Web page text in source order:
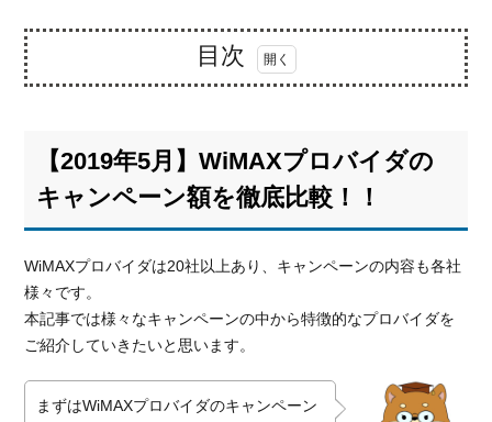
目次
年5
月】
WiMAX
プロバ
イダの
キャン
ペーン
額を徹
底比
較！！
キャ
【2019年5月】WiMAXプロバイダの
キャンペーン額を徹底比較！！
WiMAXプロバイダは20社以上あり、キャンペーンの内容も各社
様々です。
本記事では様々なキャンペーンの中から特徴的なプロバイダを
ご紹介していきたいと思います。
まずはWiMAXプロバイダのキャンペーン